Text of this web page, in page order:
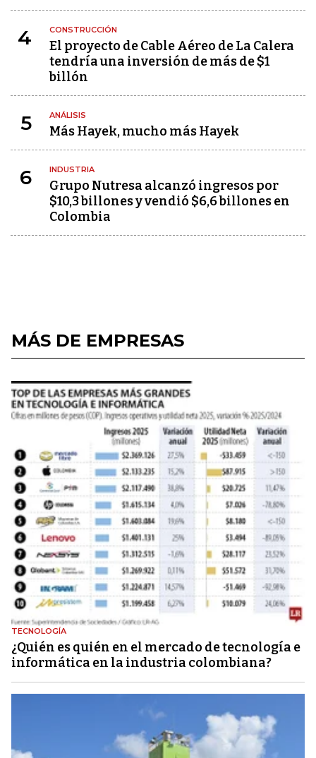
4 CONSTRUCCIÓN
El proyecto de Cable Aéreo de La Calera
tendría una inversión de más de $1
billón
5 ANÁLISIS
Más Hayek, mucho más Hayek
6 INDUSTRIA
Grupo Nutresa alcanzó ingresos por
$10,3 billones y vendió $6,6 billones en
Colombia
MÁS DE EMPRESAS
TECNOLOGÍA
¿Quién es quién en el mercado de tecnología e
informática en la industria colombiana?